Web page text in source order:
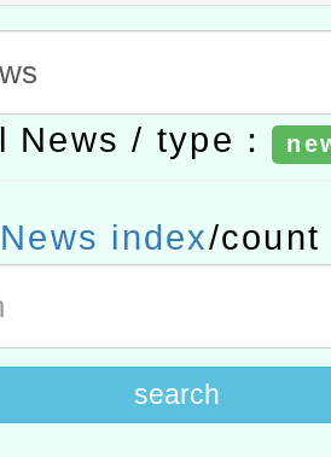
容與教學軟體線
請許可一案
部水利署委託財
理「115年表揚
達人選拔活動」
22日(星期六)辦
News / type：
index/count
search